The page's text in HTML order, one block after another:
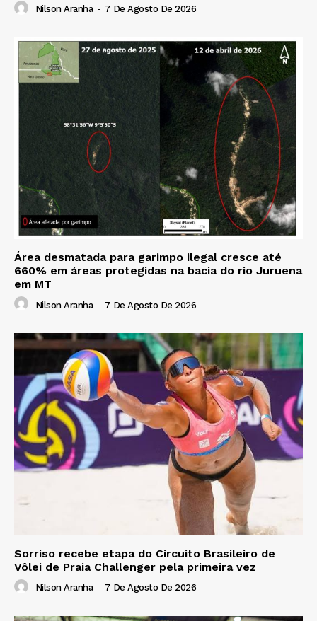
Nilson Aranha - 7 De Agosto De 2026
Área desmatada para garimpo ilegal cresce até
660% em áreas protegidas na bacia do rio Juruena
em MT
Nilson Aranha - 7 De Agosto De 2026
Sorriso recebe etapa do Circuito Brasileiro de
Vôlei de Praia Challenger pela primeira vez
Nilson Aranha - 7 De Agosto De 2026